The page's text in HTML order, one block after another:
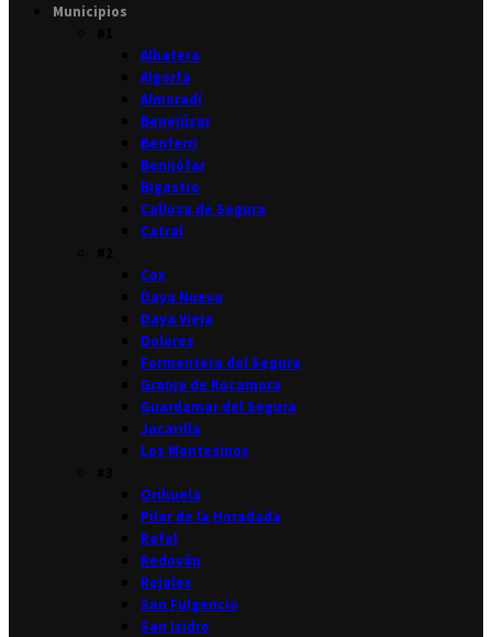
Municipios
Albatera
Algorfa
Almoradí
Benejúzar
Benferri
Benijófar
Bigastro
Callosa de Segura
Catral
Cox
Daya Nueva
Daya Vieja
Dolores
Formentera del Segura
Granja de Rocamora
Guardamar del Segura
Jacarilla
Los Montesinos
Orihuela
Pilar de la Horadada
Rafal
Redován
Rojales
San Fulgencio
San Isidro